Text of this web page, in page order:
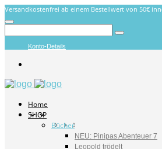
Versandkostenfrei ab einem Bestellwert von 50€
Konto-Details
Home
SHOP
Bücher
NEU: Pinipas Abenteuer 7
Leopold trödelt